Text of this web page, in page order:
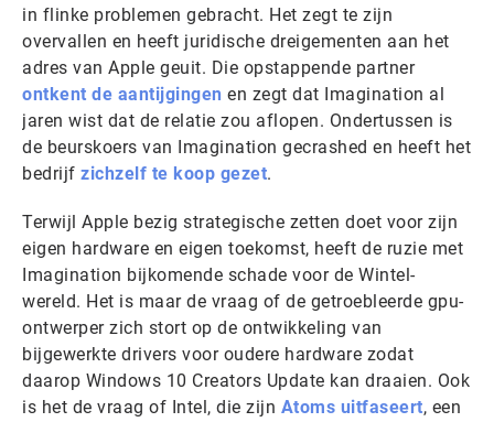
in flinke problemen gebracht. Het zegt te zijn
overvallen en heeft juridische dreigementen aan het
adres van Apple geuit. Die opstappende partner
ontkent de aantijgingen en zegt dat Imagination al
jaren wist dat de relatie zou aflopen. Ondertussen is
de beurskoers van Imagination gecrashed en heeft het
bedrijf zichzelf te koop gezet.
Terwijl Apple bezig strategische zetten doet voor zijn
eigen hardware en eigen toekomst, heeft de ruzie met
Imagination bijkomende schade voor de Wintel-
wereld. Het is maar de vraag of de getroebleerde gpu-
ontwerper zich stort op de ontwikkeling van
bijgewerkte drivers voor oudere hardware zodat
daarop Windows 10 Creators Update kan draaien. Ook
is het de vraag of Intel, die zijn Atoms uitfaseert, een